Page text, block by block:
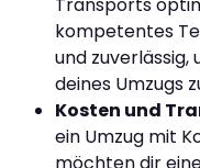
kompetentes
und zuverlässig,
deines Umzugs
Kosten und
ein Umzug mit
möchten dir